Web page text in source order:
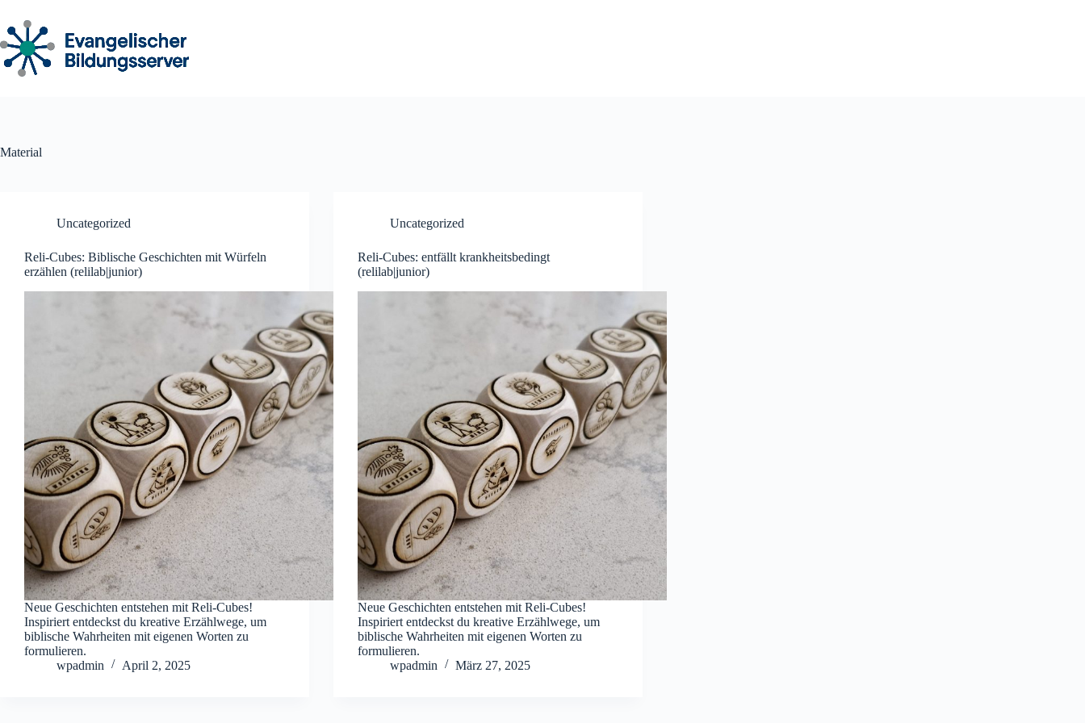
Inhalt
springen
Material
Uncategorized
Reli-Cubes: Biblische Geschichten mit Würfeln
erzählen (relilab|junior)
Neue Geschichten entstehen mit Reli-Cubes!
Inspiriert entdeckst du kreative Erzählwege, um
biblische Wahrheiten mit eigenen Worten zu
formulieren.
wpadmin
April 2, 2025
Uncategorized
Reli-Cubes: entfällt krankheitsbedingt
(relilab|junior)
Neue Geschichten entstehen mit Reli-Cubes!
Inspiriert entdeckst du kreative Erzählwege, um
biblische Wahrheiten mit eigenen Worten zu
formulieren.
wpadmin
März 27, 2025